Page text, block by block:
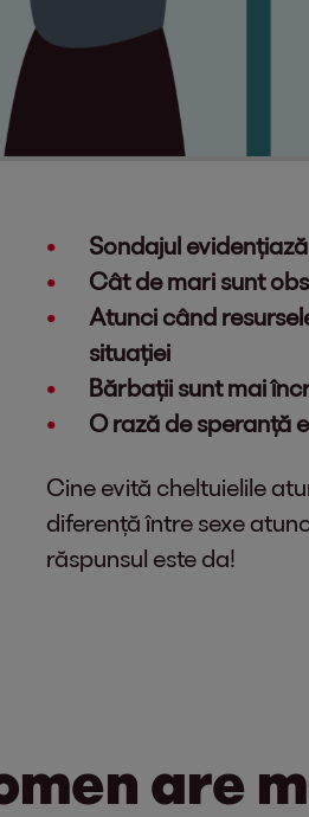
Sondajul
Cât de mari sunt
Atunci când
situației
Bărbații sunt mai
O rază de speranță
Cine evită cheltuielile
diferență între sexe
răspunsul este da!
are
- share article